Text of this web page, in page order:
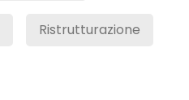
Ristrutturazione